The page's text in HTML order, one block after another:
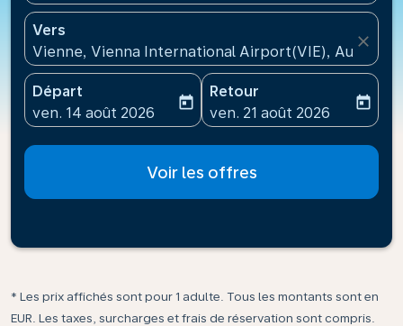
Vers
Vienne, Vienna International Airport(VIE), Autriche
close
Départ
fc-booking-departure-date-aria-label
ven. 14 août 2026
today
Retour
fc-booking-return-date-
ven. 21 août 2026
today
Voir les offres
* Les prix affichés sont pour 1 adulte. Tous les montants sont en
EUR. Les taxes, surcharges et frais de réservation sont compris.